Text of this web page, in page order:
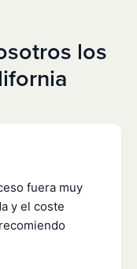
los
fuera muy
y el coste